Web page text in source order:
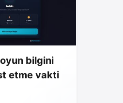
bilgini
etme vakti